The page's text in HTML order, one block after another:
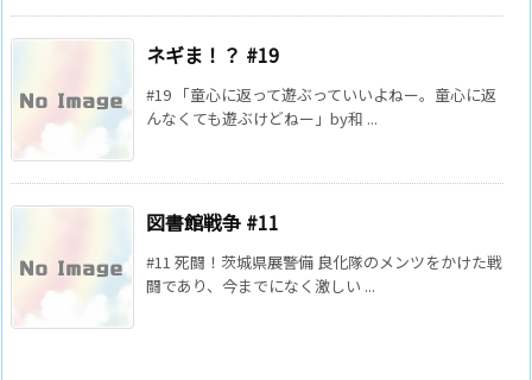
ネギま！？ #19
#19 「童心に返って遊ぶっていいよねー。童心に返
んなくても遊ぶけどねー」by和 ...
図書館戦争 #11
#11 死闘！茨城県展警備 良化隊のメンツをかけた戦
闘であり、今までになく激しい ...